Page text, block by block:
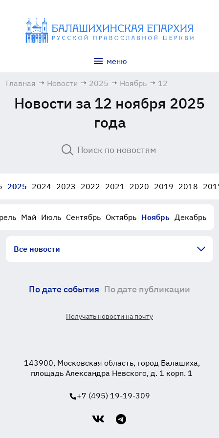
меню
Главная → Новости → 2025 → Ноябрь → 12
Новости за 12 ноября 2025
года
2025 2024 2023 2022 2021 2020 2019 2018
Май Июль Сентябрь Октябрь Ноябрь Декабрь
Все новости
По дате события По дате публикации
Получать новости на почту
143900, Московская область, город Балашиха,
площадь Александра Невского, д. 1 корп. 1
+7 (495) 19-19-309